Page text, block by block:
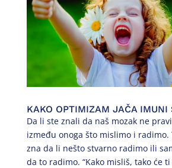
KAKO OPTIMIZAM JAČA IMUNI
Da li ste znali da naš mozak ne
između onoga što mislimo i radimo.
zna da li nešto stvarno radimo ili
da to radimo. “Kako misliš, tako će